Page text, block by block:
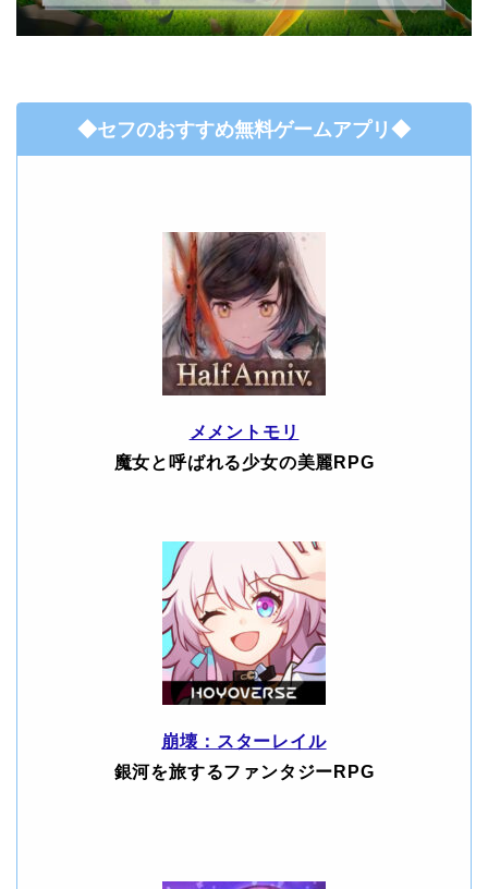
◆セフのおすすめ無料ゲームアプリ◆
メメントモリ
魔女と呼ばれる少女の美麗RPG
崩壊：スターレイル
銀河を旅するファンタジーRPG